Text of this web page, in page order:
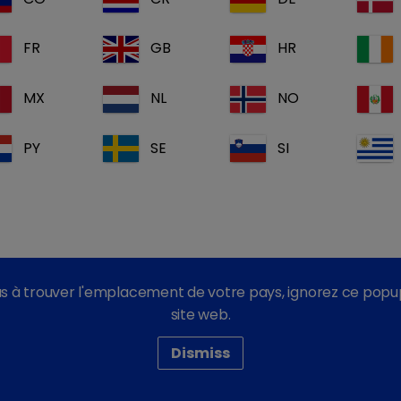
connecter
account_boxVous
Nos
Nos
FR GB HR
MX NL NO
PY SE SI
à trouver l'emplacement de votre pays, ignorez ce
site web.
Dismiss